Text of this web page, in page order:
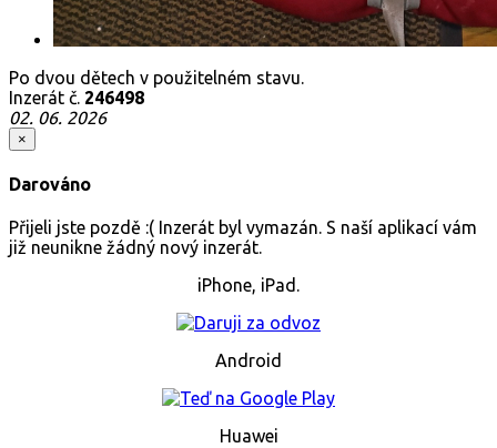
Po dvou dětech v použitelném stavu.
Inzerát č. 246498
02. 06. 2026
×
Darováno
Přijeli jste pozdě :( Inzerát byl vymazán. S naší aplikací vám
již neunikne žádný nový inzerát.
iPhone, iPad.
Android
Huawei